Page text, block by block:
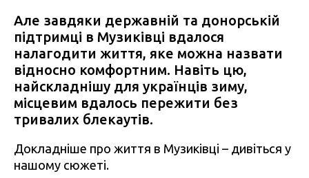
Але завдяки державній та донорській
підтримці в Музиківці вдалося
налагодити життя, яке можна назвати
відносно комфортним. Навіть цю,
найскладнішу для українців зиму,
місцевим вдалось пережити без
тривалих блекаутів.
Докладніше про життя в Музиківці – дивіться у
нашому сюжеті.